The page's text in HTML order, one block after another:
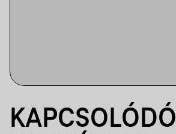
KAPCSOLÓDÓ